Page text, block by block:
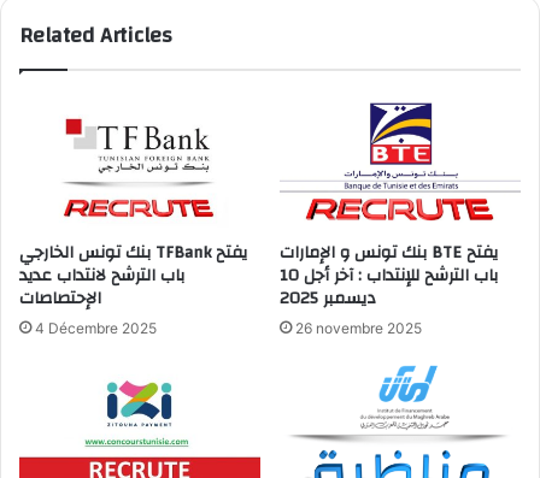
Related Articles
بنك تونس الخارجي TFBank يفتح
باب الترشح لانتداب عديد
الإحتصاصات
4 Décembre 2025
بنك تونس و الإمارات BTE يفتح
باب الترشح للإنتداب : آخر أجل 10
ديسمبر 2025
26 novembre 2025